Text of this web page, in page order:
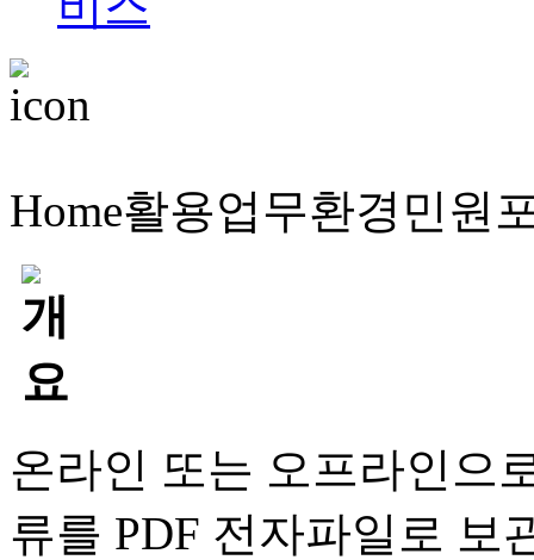
Home활용업무환경민원
온라인 또는 오프라인으
류를 PDF 전자파일로 보